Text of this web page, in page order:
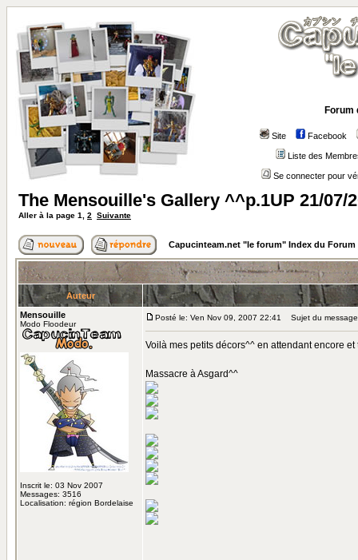
Forum
Site Facebook
Liste des
Se connecter pour
The Mensouille's Gallery ^^p.1UP 21/07/
Aller à la page 1 2 Suivante
Capucinteam.net "le forum" Index du Forum
Auteur
Mensouille
Modo Floodeur
Inscrit le: 03 Nov 2007
Messages: 3516
Localisation: région Bordelaise
Posté le: Ven Nov 09, 2007 22:41 Sujet du
Voilà mes petits décors^^ en attendant encore
Massacre à Asgard^^